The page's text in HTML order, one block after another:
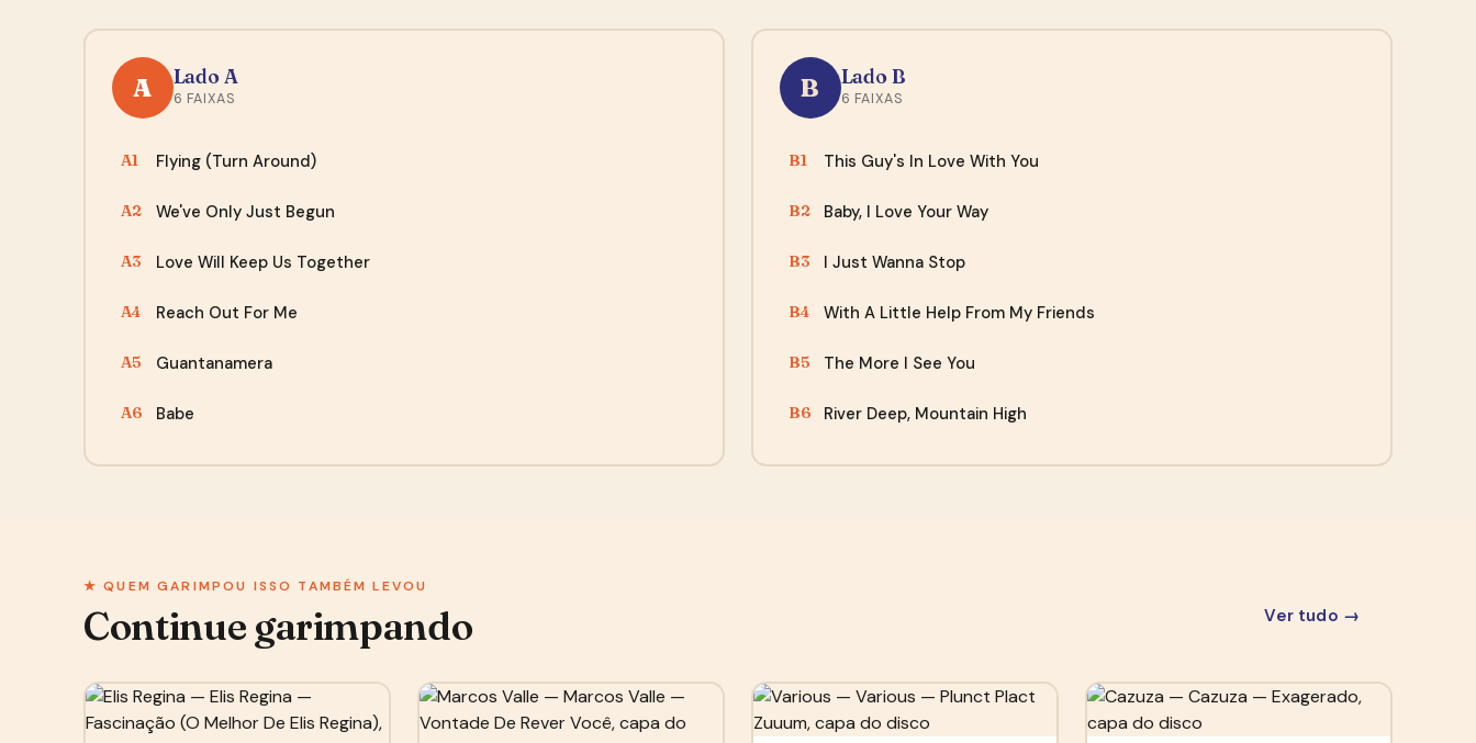
A Lado A
6 FAIXAS
A1 Flying (Turn Around)
A2 We've Only Just Begun
A3 Love Will Keep Us Together
A4 Reach Out For Me
A5 Guantanamera
A6 Babe
B Lado B
6 FAIXAS
B1 This Guy's In Love With You
B2 Baby, I Love Your Way
B3 I Just Wanna Stop
B4 With A Little Help From My Friends
B5 The More I See You
B6 River Deep, Mountain High
★ QUEM GARIMPOU ISSO TAMBÉM LEVOU
Continue garimpando Ver tudo →
fácil de acessar e o envio foi rápido, quando chegou os
discos, todos bem embalados e com muita proteção..